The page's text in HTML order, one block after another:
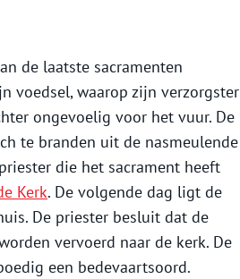
de laatste sacramenten
voedsel, waarop zijn verzorgster
ongevoelig voor het vuur. De
te branden uit de nasmeulende
die het sacrament heeft
Kerk. De volgende dag ligt de
De priester besluit dat de
vervoerd naar de kerk. De
een bedevaartsoord.